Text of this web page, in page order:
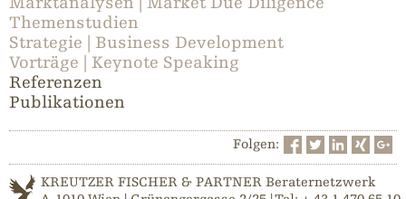
Themenstudien
Strategie | Business Development
Vorträge | Keynote Speaking
Referenzen
Publikationen
Folgen:
KREUTZER FISCHER & PARTNER Beraternetzwerk